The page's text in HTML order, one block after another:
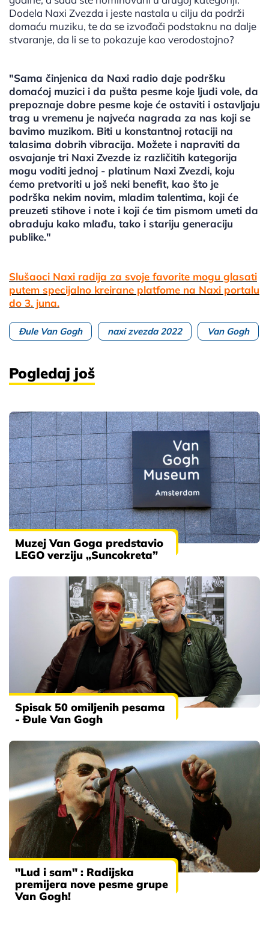
Dodela Naxi Zvezda i jeste nastala u cilju da podrži
domaću muziku, te da se izvođači podstaknu na dalje
stvaranje, da li se to pokazuje kao verodostojno?
"Sama činjenica da Naxi radio daje podršku
domaćoj muzici i da pušta pesme koje ljudi vole, da
prepoznaje dobre pesme koje će ostaviti i ostavljaju
trag u vremenu je najveća nagrada za nas koji se
bavimo muzikom. Biti u konstantnoj rotaciji na
talasima dobrih vibracija. Možete i napraviti da
osvajanje tri Naxi Zvezde iz različitih kategorija
mogu voditi jednoj - platinum Naxi Zvezdi, koju
ćemo pretvoriti u još neki benefit, kao što je
podrška nekim novim, mladim talentima, koji će
preuzeti stihove i note i koji će tim pismom umeti da
obraduju kako mlađu, tako i stariju generaciju
publike."
Slušaoci Naxi radija za svoje favorite mogu glasati
putem specijalno kreirane platfome na Naxi portalu
do 3. juna.
Đule Van Gogh naxi zvezda 2022 Van Gogh
Pogledaj još
Muzej Van Goga predstavio
LEGO verziju „Suncokreta”
Spisak 50 omiljenih pesama
- Đule Van Gogh
"Lud i sam" : Radijska
premijera nove pesme grupe
Van Gogh!